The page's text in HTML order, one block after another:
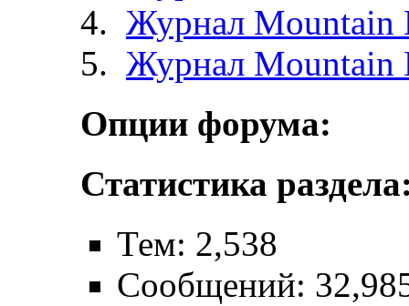
Журнал Mountain
Журнал Mountain
Опции форума:
Статистика
Тем: 2,538
Сообщений: